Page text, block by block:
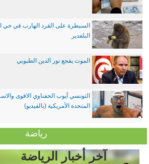
السيطرة على القرد الهارب في حي
البلفدير
الموت يفجع نور الدين الطبوبي
التونسي أيوب الحفناوي الاقوى
المتحدة الأمريكية (بالفيديو)
رياضة
آخر أخبار الرياضة